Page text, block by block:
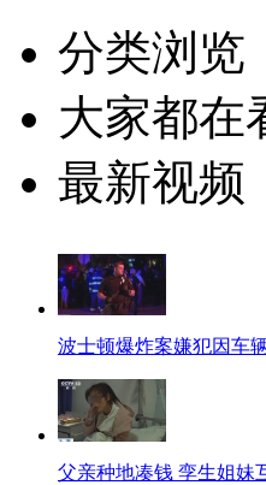
分类浏览
大家都在
最新视频
波士顿爆炸案嫌犯因车
父亲种地凑钱 孪生姐妹